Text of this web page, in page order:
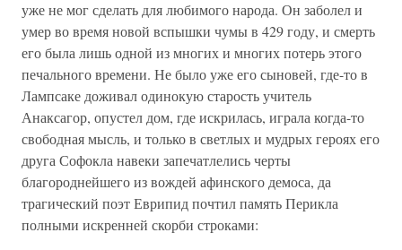
уже не мог сделать для любимого народа. Он заболел и
умер во время новой вспышки чумы в 429 году, и смерть
его была лишь одной из многих и многих потерь этого
печального времени. Не было уже его сыновей, где-то в
Лампсаке доживал одинокую старость учитель
Анаксагор, опустел дом, где искрилась, играла когда-то
свободная мысль, и только в светлых и мудрых героях его
друга Софокла навеки запечатлелись черты
благороднейшего из вождей афинского демоса, да
трагический поэт Еврипид почтил память Перикла
полными искренней скорби строками: